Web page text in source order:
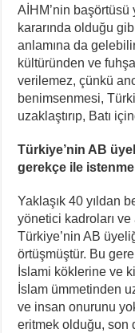
AİHM’nin başörtüsü
kararında olduğu
anlamına da
kültüründen ve
verilemez, çünkü
benimsenmesi,
uzaklaştırıp, Batı
Türkiye’nin AB
gerekçe ile
Yaklaşık 40 yıldan
yönetici kadroları
Türkiye’nin AB
örtüşmüştür. Bu
İslami köklerine ve
İslam ümmetinden
ve insan onurunu
eritmek olduğu, son